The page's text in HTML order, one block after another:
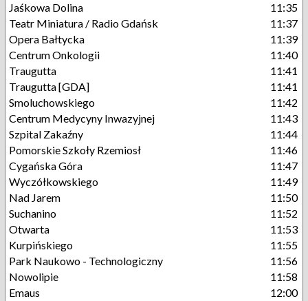
Jaśkowa Dolina
11:35
Teatr Miniatura / Radio Gdańsk
11:37
Opera Bałtycka
11:39
Centrum Onkologii
11:40
Traugutta
11:41
Traugutta [GDA]
11:41
Smoluchowskiego
11:42
Centrum Medycyny Inwazyjnej
11:43
Szpital Zakaźny
11:44
Pomorskie Szkoły Rzemiosł
11:46
Cygańska Góra
11:47
Wyczółkowskiego
11:49
Nad Jarem
11:50
Suchanino
11:52
Otwarta
11:53
Kurpińskiego
11:55
Park Naukowo - Technologiczny
11:56
Nowolipie
11:58
Emaus
12:00